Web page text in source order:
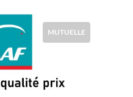
MUTUELLE